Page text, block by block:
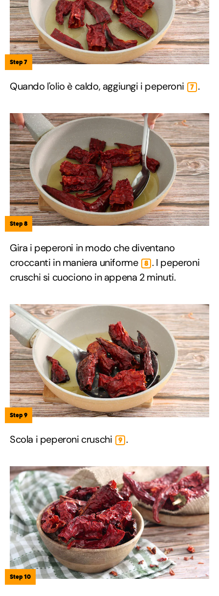
Step 7
Quando l'olio è caldo, aggiungi i peperoni 7 .
Step 8
Gira i peperoni in modo che diventano
croccanti in maniera uniforme
8 . I peperoni
cruschi si cuociono in appena 2 minuti.
Step 9
Scola i peperoni cruschi 9 .
Step 10